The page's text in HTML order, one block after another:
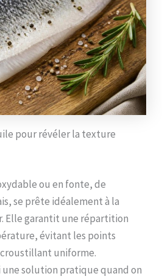
pour révéler la texture
ou en fonte, de
se prête idéalement à la
Elle garantit une répartition
évitant les points
uniforme.
une solution pratique quand on